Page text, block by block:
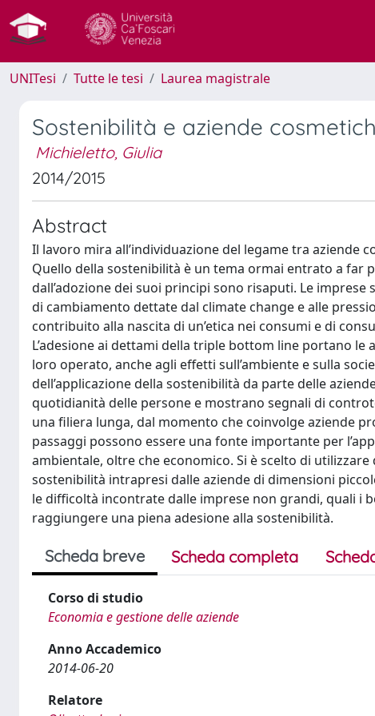
UNITesi Tutte le tesi Laurea magistrale
Sostenibilità e aziende
Michieletto, Giulia
2014/2015
Abstract
Il lavoro mira all’individuazione del legame tra aziende
Quello della sostenibilità è un tema ormai entrato a far
dall’adozione dei suoi principi sono risaputi. Le
di cambiamento dettate dal climate change e alle
contribuito alla nascita di un’etica nei consumi e di
L’adesione ai dettami della triple bottom line portano
loro operato, anche agli effetti sull’ambiente e sulla
dell’applicazione della sostenibilità da parte delle
quotidianità delle persone e mostrano segnali di
una filiera lunga, dal momento che coinvolge aziende
passaggi possono essere una fonte importante per
ambientale, oltre che economico. Si è scelto di
sostenibilità intrapresi dalle aziende di dimensioni
le difficoltà incontrate dalle imprese non grandi, quali i
raggiungere una piena adesione alla sostenibilità.
Scheda breve Scheda completa
Corso di studio
Economia e gestione delle aziende
Anno Accademico
2014-06-20
Relatore